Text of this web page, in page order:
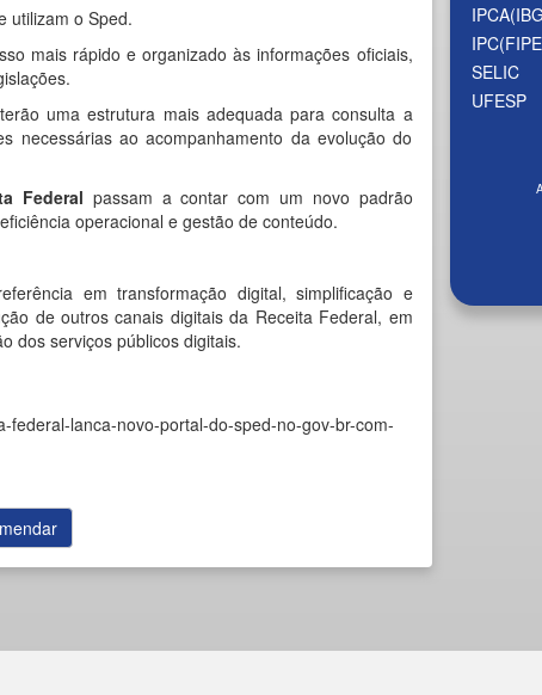
utilizam o Sped.
mais rápido e organizado às informações oficiais,
uma estrutura mais adequada para consulta a
necessárias ao acompanhamento da evolução do
Federal passam a contar com um novo padrão
operacional e gestão de conteúdo.
em transformação digital, simplificação e
de outros canais digitais da Receita Federal, em
dos serviços públicos digitais.
federal-lanca-novo-portal-do-sped-no-gov-br-com-
SELIC
UFESP